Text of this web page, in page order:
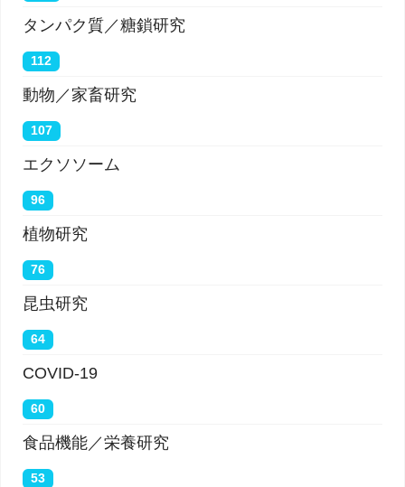
タンパク質／糖鎖研究
112
動物／家畜研究
107
エクソソーム
96
植物研究
76
昆虫研究
64
COVID-19
60
食品機能／栄養研究
53